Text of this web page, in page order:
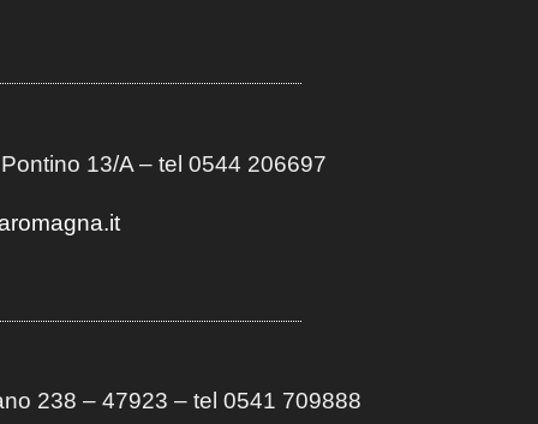
13/A– tel 0544 206697
238 – 47923 – tel 0541 709888